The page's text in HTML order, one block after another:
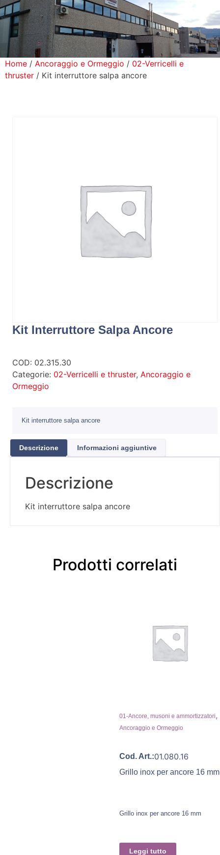
Prodotti
Home / Ancoraggio e Ormeggio / 02-Verricelli e
thruster / Kit interruttore salpa ancore
Kit Interruttore Salpa Ancore
COD: 02.315.30
Categorie: 02-Verricelli e thruster, Ancoraggio e
Ormeggio
Kit interruttore salpa ancore
Descrizione Informazioni aggiuntive
Descrizione
Kit interruttore salpa ancore
Prodotti correlati
01-Ancore, musoni e ammortizzatori,
Ancoraggio e Ormeggio
Cod. Art.:01.080.16
Grillo inox per ancore 16 mm
Grillo inox per ancore 16 mm
Leggi tutto